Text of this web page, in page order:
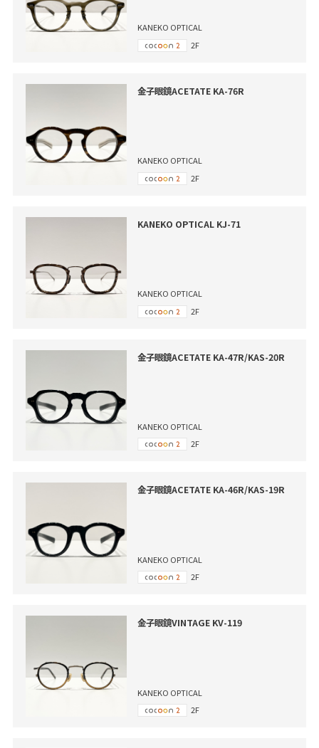
KANEKO OPTICAL
2F
金子眼鏡ACETATE KA-76R
KANEKO OPTICAL
2F
KANEKO OPTICAL KJ-71
KANEKO OPTICAL
2F
金子眼鏡ACETATE KA-47R/KAS-20R
KANEKO OPTICAL
2F
金子眼鏡ACETATE KA-46R/KAS-19R
KANEKO OPTICAL
2F
金子眼鏡VINTAGE KV-119
KANEKO OPTICAL
2F